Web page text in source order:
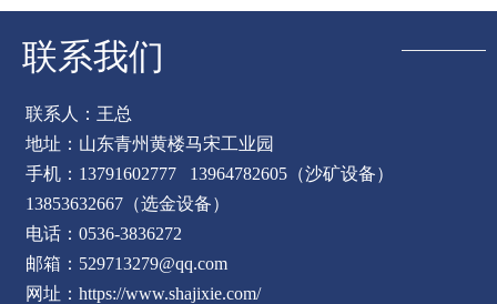
联系我们
联系人：王总
地址：山东青州黄楼马宋工业园
手机：13791602777 13964782605（沙矿设备）
13853632667（选金设备）
电话：0536-3836272
邮箱：529713279@qq.com
网址：https://www.shajixie.com/